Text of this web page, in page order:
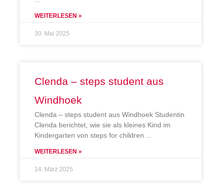
WEITERLESEN »
30. Mai 2025
Clenda – steps student aus
Windhoek
Clenda – steps student aus Windhoek Studentin
Clenda berichtet, wie sie als kleines Kind im
Kindergarten von steps for children
WEITERLESEN »
14. März 2025